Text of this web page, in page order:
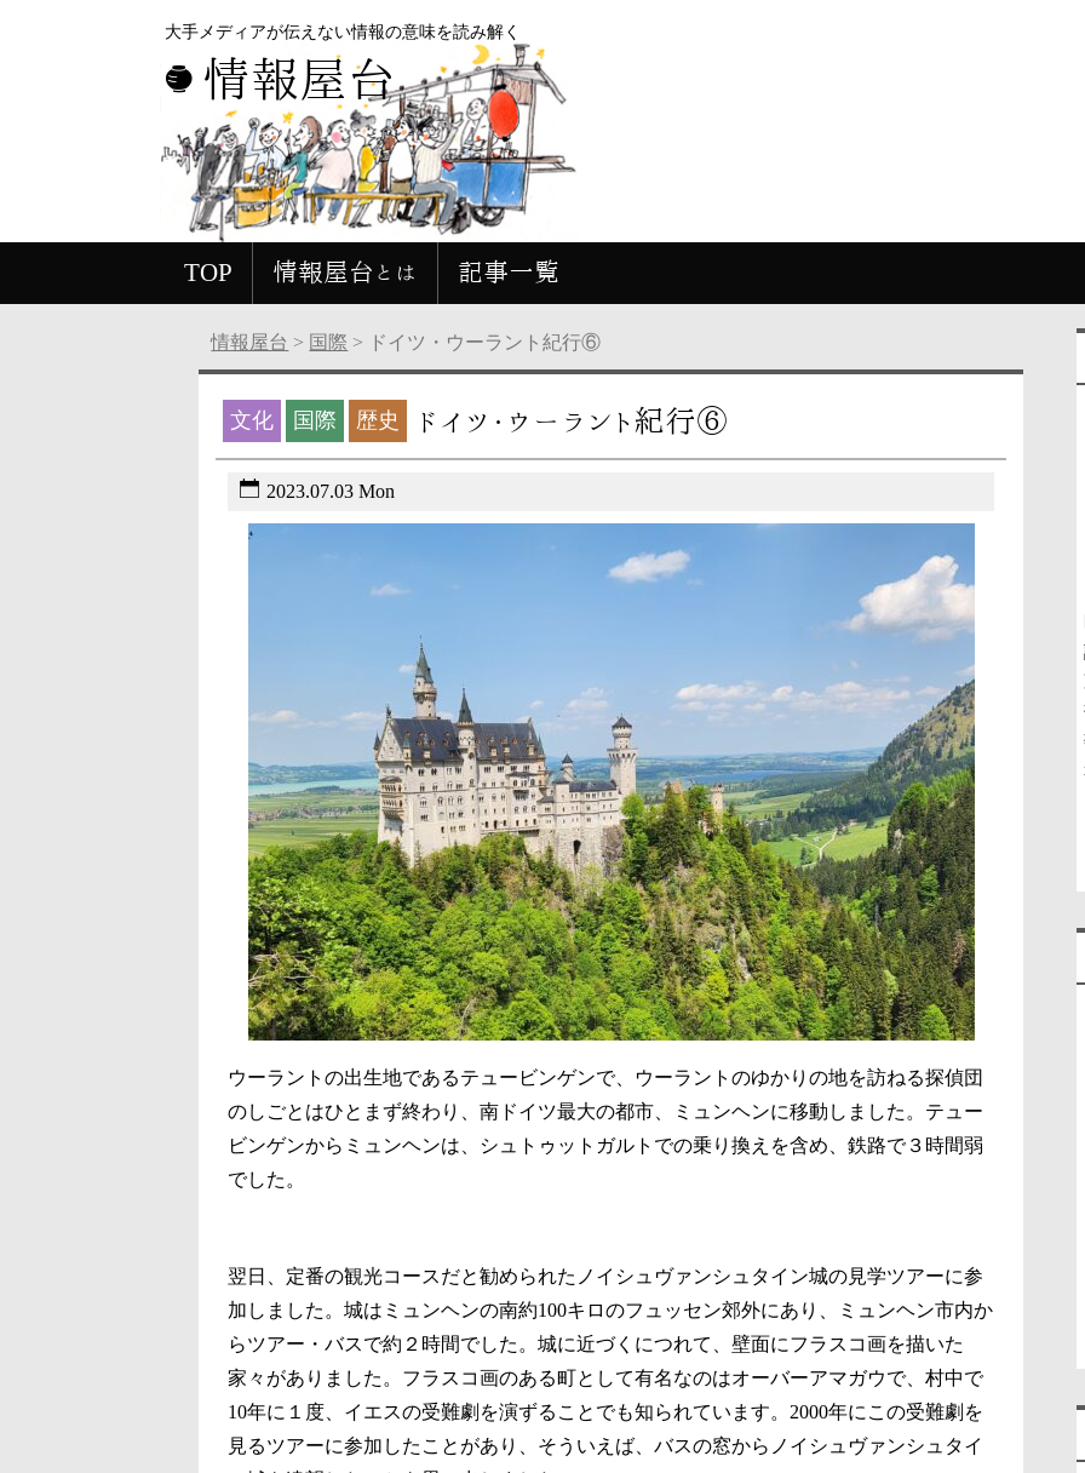
大手メディアが伝えない情報の意味を読み解く
情報屋台
TOP 情報屋台とは 記事一覧
情報屋台 > 国際 > ドイツ・ウーラント紀行⑥
文化 国際 歴史 ドイツ・ウーラント紀行⑥
2023.07.03 Mon
ウーラントの出生地であるテュービンゲンで、ウーラントのゆかりの地を訪ねる探偵団
のしごとはひとまず終わり、南ドイツ最大の都市、ミュンヘンに移動しました。テュー
ビンゲンからミュンヘンは、シュトゥットガルトでの乗り換えを含め、鉄路で３時間弱
でした。
翌日、定番の観光コースだと勧められたノイシュヴァンシュタイン城の見学ツアーに参
加しました。城はミュンヘンの南約100キロのフュッセン郊外にあり、ミュンヘン市内か
らツアー・バスで約２時間でした。城に近づくにつれて、壁面にフラスコ画を描いた
家々がありました。フラスコ画のある町として有名なのはオーバーアマガウで、村中で
10年に１度、イエスの受難劇を演ずることでも知られています。2000年にこの受難劇を
見るツアーに参加したことがあり、そういえば、バスの窓からノイシュヴァンシュタイ